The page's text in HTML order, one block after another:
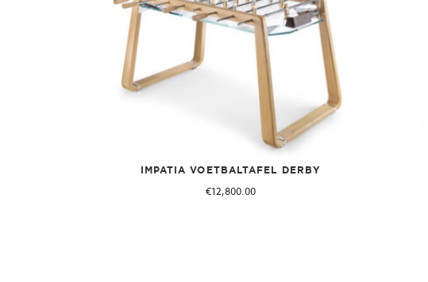
IMPATIA VOETBALTAFEL DERBY
€12,800.00